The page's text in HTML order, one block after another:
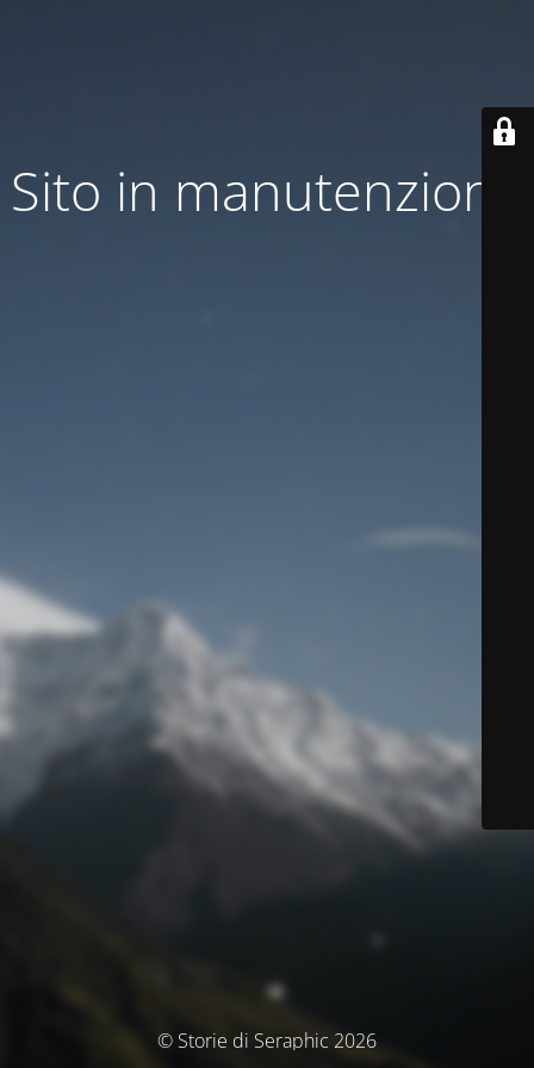
Sito in manutenzione
© Storie di Seraphic 2026